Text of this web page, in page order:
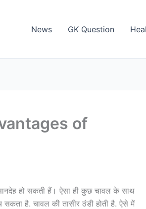
News GK Question
of
हो सकती हैं। ऐसा ही कुछ चावल के साथ
है. चावल की तासीर ठंडी होती है. ऐसे में